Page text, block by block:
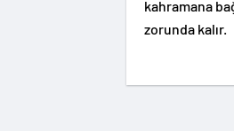
kahramana
zorunda kalır.